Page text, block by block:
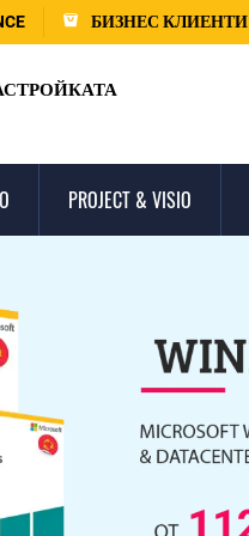
БИЗНЕС КЛИЕНТИ
PROJECT & VISIO